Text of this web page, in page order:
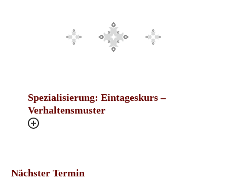
Spezialisierung: Eintageskurs –
Verhaltensmuster
Nächster Termin